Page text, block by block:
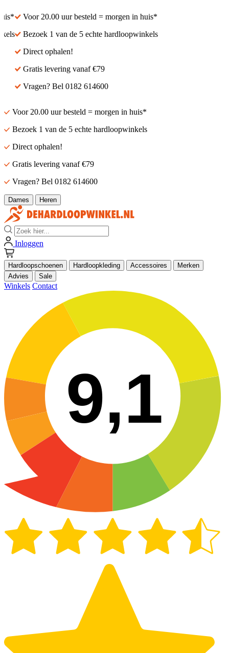
Voor 20.00 uur besteld = morgen in huis*
Bezoek 1 van de 5 echte hardloopwinkels
Direct ophalen!
Gratis levering vanaf €79
Vragen? Bel 0182 614600
Voor 20.00 uur besteld = morgen in huis*
Bezoek 1 van de 5 echte hardloopwinkels
Direct ophalen!
Gratis levering vanaf €79
Vragen? Bel 0182 614600
Dames Heren
Zoek
Inloggen
Hardloopschoenen Hardloopkleding Accessoires
Merken
Advies
Sale
Winkels Contact
9,1